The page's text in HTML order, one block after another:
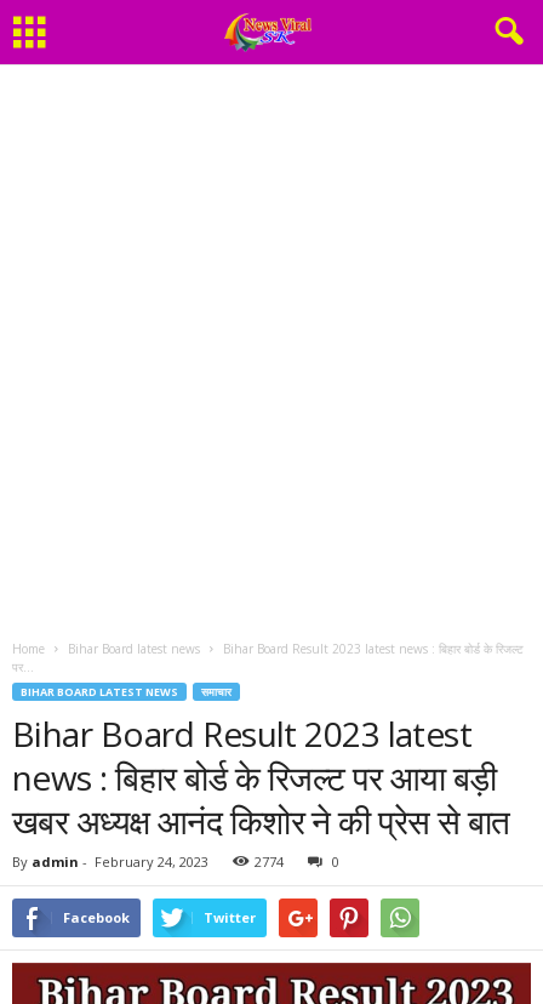
Home Bihar Board latest news
Bihar Board Result 2023 latest news : बिहार बोर्ड के रिजल्ट
पर...
BIHAR BOARD LATEST NEWS समाचार
Bihar Board Result 2023 latest
news : बिहार बोर्ड के रिजल्ट पर आया बड़ी
खबर अध्यक्ष आनंद किशोर ने की प्रेस से बात
By admin - February 24, 2023 2774 0
Facebook Twitter